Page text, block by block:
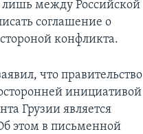
лишь между Российской
соглашение о
конфликта.
что правительство
инициативой
Грузии является
этом в письменной